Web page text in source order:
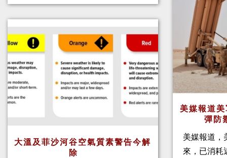
大溫及菲沙河谷空氣質素警告今解
除
美媒報道
彈防
美媒報道，
來，已消耗